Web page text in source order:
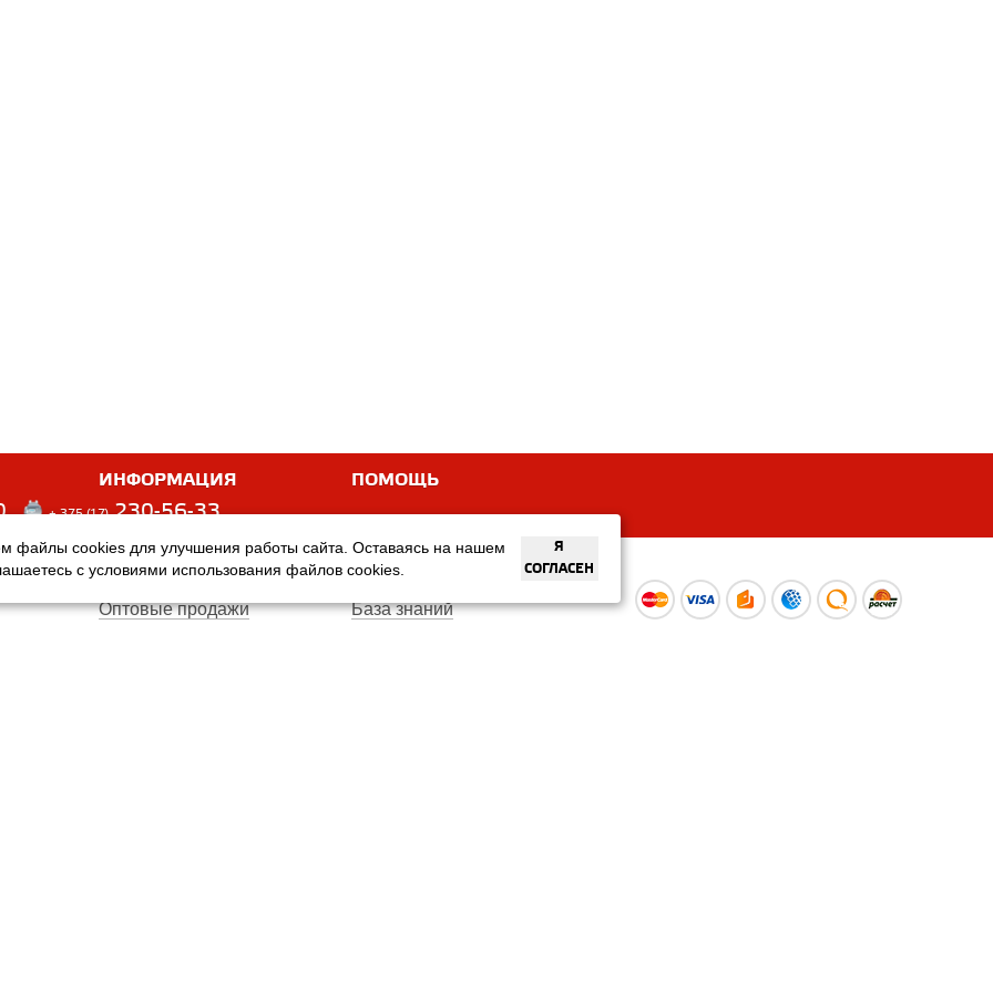
ИНФОРМАЦИЯ ПОМОЩЬ
+ 375 (17) 230-56-33
Оплата
Оптовые продажи
Услуги
База знаний
файлы cookies для улучшения работы сайта. Оставаясь на нашем
с условиями использования файлов cookies.
Я
СОГЛАСЕН